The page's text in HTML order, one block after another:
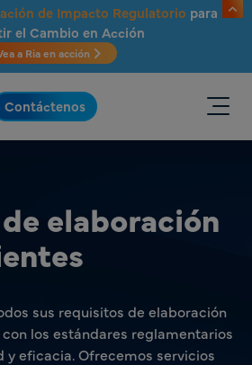
de Impacto Regulatorio para
el Cambio en Acción
a Ria en acción
Contáctenos
elaboración
sus requisitos de elaboración
los estándares reglamentarios
y eficacia. Ofrecemos servicios